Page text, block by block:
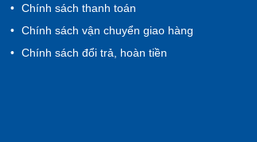
Chính sách thanh toán
Chính sách vận chuyển giao hàng
Chính sách đổi trả, hoàn tiền